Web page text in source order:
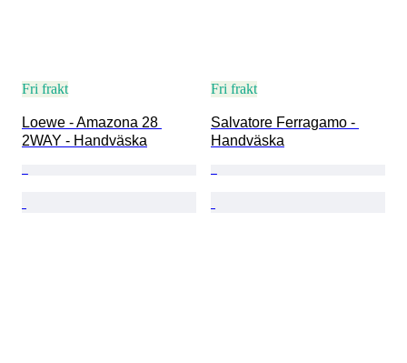
Fri frakt
Loewe - Amazona 28
2WAY - Handväska
Fri frakt
Salvatore Ferragamo -
Handväska